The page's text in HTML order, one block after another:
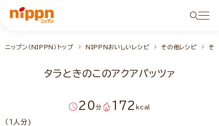
ニップン（NIPPN）トップ NIPPNおいしいレシピ その他レシピ そ
タラときのこのアクアパッツァ
20 分 172kcal
（1人分)